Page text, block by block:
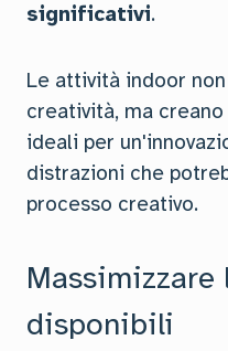
significativi.
Le attività indoor
creatività, ma
ideali per
distrazioni che
processo creativo.
Massimizzare
disponibili